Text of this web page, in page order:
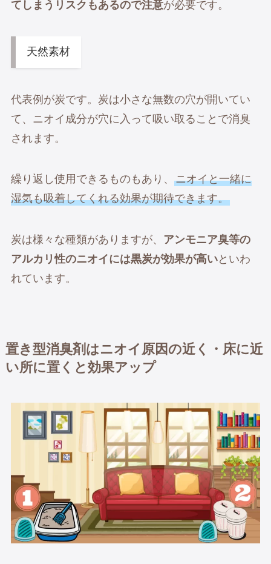
てしまうリスクもあるので注意が必要です。
天然素材
代表例が炭です。炭は小さな無数の穴が開いてい
て、ニオイ成分が穴に入って吸い取ることで消臭
されます。
繰り返し使用できるものもあり、 ニオイと一緒に
湿気も吸着してくれる効果が期待できます。
炭は様々な種類がありますが、 アンモニア臭等の
アルカリ性のニオイには黒炭が効果が高いといわ
れています。
置き型消臭剤はニオイ原因の近く・床に近
い所に置くと効果アップ